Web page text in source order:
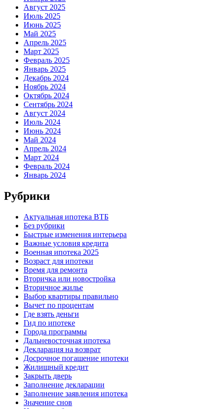
Август 2025
Июль 2025
Июнь 2025
Май 2025
Апрель 2025
Март 2025
Февраль 2025
Январь 2025
Декабрь 2024
Ноябрь 2024
Октябрь 2024
Сентябрь 2024
Август 2024
Июль 2024
Июнь 2024
Май 2024
Апрель 2024
Март 2024
Февраль 2024
Январь 2024
Рубрики
Актуальная ипотека ВТБ
Без рубрики
Быстрые изменения интерьера
Важные условия кредита
Военная ипотека 2025
Возраст для ипотеки
Время для ремонта
Вторичка или новостройка
Вторичное жилье
Выбор квартиры правильно
Вычет по процентам
Где взять деньги
Гид по ипотеке
Города программы
Дальневосточная ипотека
Декларация на возврат
Досрочное погашение ипотеки
Жилищный кредит
Закрыть дверь
Заполнение декларации
Заполнение заявления ипотека
Значение снов